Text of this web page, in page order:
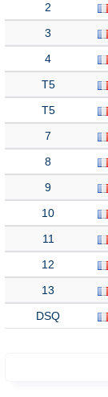
2
3
4
T5
T5
7
8
9
10
11
12
13
DSQ